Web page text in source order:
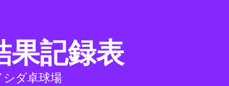
果記録表
シダ卓球場